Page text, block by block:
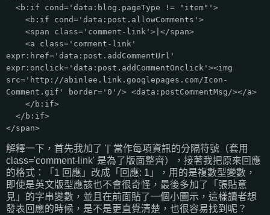
<b:if cond='data:blog.pageType != "item"'>
<b:if cond='data:post.allowComments'>
<span class='comment-link'>|</span>
<a class='comment-link'
expr:href='data:post.addCommentUrl'
expr:onclick='data:post.addCommentOnclick'><img
src='http://abinlee.link.googlepages.com/Icon-
Comment.gif' border='0'/> <data:postCommentMsg/></a>
</b:if>
</b:if>
</span>
解釋一下，首先我加了 '|' 當作每項資訊的分隔符號（套用
class='comment-link' 是為了版面整齊），接著我把原來回應
的格式：「1 回應」改成「回應: 1」，用的是複數型變數，
即使是英文版型應該也不會很奇怪，最後多加了「張貼意
見」的字串變數，並且在前面貼了一個小圖示，這樣讀者想
發表回應的時候，是不是更直覺清楚，也很容易找到呢？